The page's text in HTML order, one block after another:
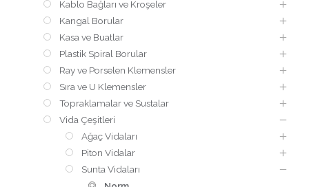
Kablo Bağları ve Kroşeler
Kangal Borular
Kasa ve Buatlar
Plastik Spiral Borular
Ray ve Porselen Klemensler
Sıra ve U Klemensler
Topraklamalar ve Sustalar
Vida Çeşitleri
Ağaç Vidaları
Piton Vidalar
Sunta Vidaları